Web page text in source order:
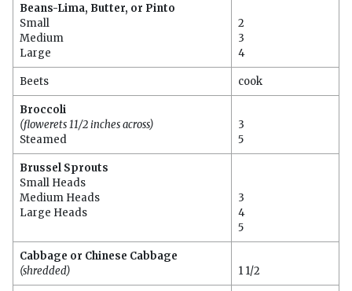
Beans-Lima, Butter, or Pinto
Small
Medium
Large
2
3
4
Beets cook
Broccoli
(flowerets 11/2 inches across)
Steamed
3
5
Brussel Sprouts
Small Heads
Medium Heads
Large Heads
3
4
5
Cabbage or Chinese Cabbage
(shredded)
1 1/2